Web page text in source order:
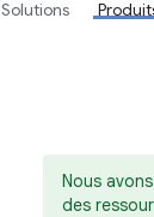
Nous
des
Solutions